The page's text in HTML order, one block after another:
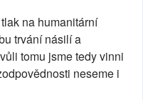
na humanitární
trvání násilí a
tomu jsme tedy vinni
neseme i